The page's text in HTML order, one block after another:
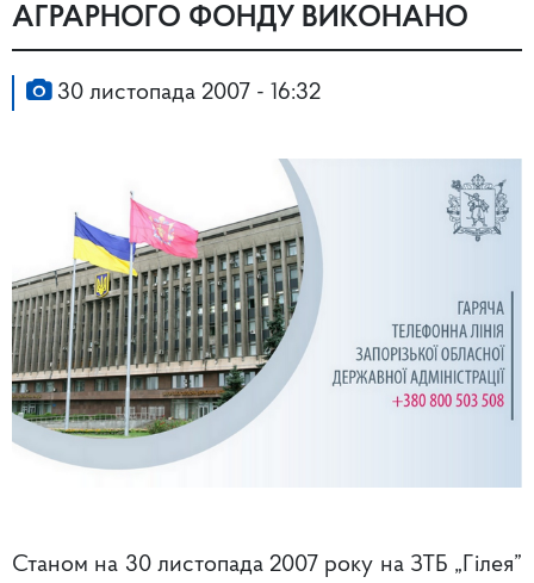
АГРАРНОГО ФОНДУ ВИКОНАНО
30 листопада 2007 - 16:32
Станом на 30 листопада 2007 року на ЗТБ „Гілея”